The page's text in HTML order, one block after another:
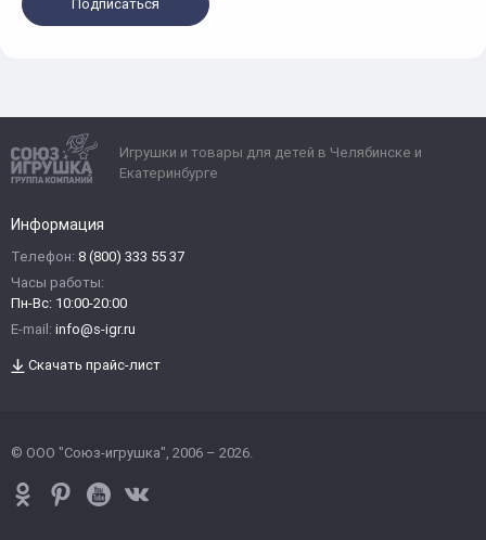
Подписаться
Игрушки и товары для детей в Челябинске и
Екатеринбурге
Информация
Телефон: 8 (800) 333 55 37
Часы работы:
Пн-Вс: 10:00-20:00
E-mail: info@s-igr.ru
Скачать прайс-лист
© ООО "Союз-игрушка", 2006 – 2026.